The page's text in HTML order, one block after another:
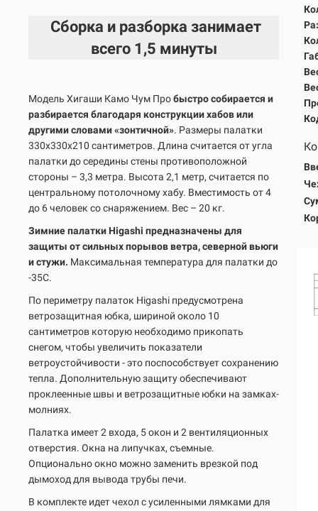
Сборка и разборка занимает
всего 1,5 минуты
Модель Хигаши Камо Чум Пробыстро собирается и
разбирается благодаря конструкции хабов или
другими словами «зонтичной». Размеры палатки
330х330х210 сантиметров. Длина считается от угла
палатки до середины стены противоположной
стороны – 3,3 метра. Высота 2,1 метр, считается по
центральному потолочному хабу. Вместимость от 4
до 6 человек со снаряжением. Вес – 20 кг.
Зимние палатки Higashi предназначены для
защиты от сильных порывов ветра, северной вьюги
и стужи. Максимальная температура для палатки до
-35С.
По периметру палаток Higashi предусмотрена
ветрозащитная юбка, шириной около 10
сантиметров которую необходимо прикопать
снегом, чтобы увеличить показатели
ветроустойчивости - это поспособствует сохранению
тепла. Дополнительную защиту обеспечивают
проклеенные швы и ветрозащитные юбки на замках-
молниях.
Палатка имеет 2 входа, 5 окон и 2 вентиляционных
отверстия. Окна на липучках, съемные.
Опционально окно можно заменить врезкой под
дымоход для вывода трубы печи.
В комплекте идет чехол с усиленными лямками для